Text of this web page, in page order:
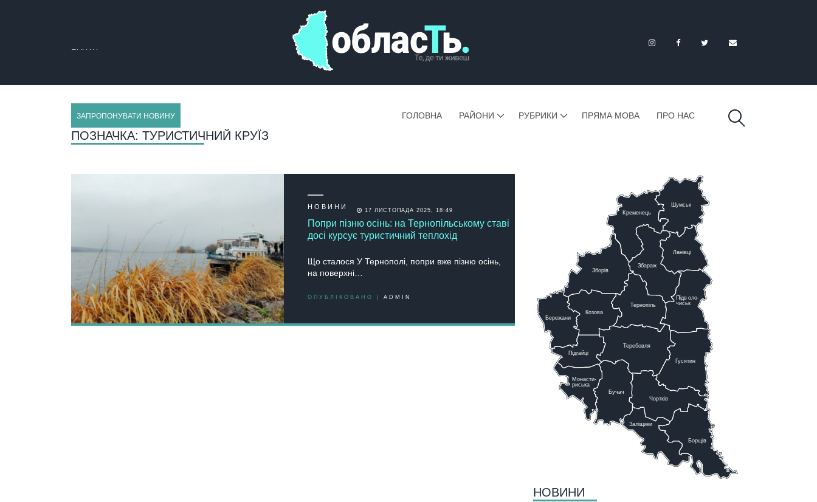
ЗАПРОПОНУВАТИ НОВИНУ ГОЛОВНА РАЙОНИ РУБРИКИ ПРЯМА МОВА ПРО НАС
ПОЗНАЧКА: ТУРИСТИЧНИЙ КРУЇЗ
НОВИНИ 17 ЛИСТОПАДА 2025, 18:49
Попри пізню осінь: на Тернопільському ставі
досі курсує туристичний теплохід
Що сталося У Тернополі, попри вже пізню осінь,
на поверхні…
ОПУБЛІКОВАНО | ADMIN
Тернопіль
Теребовля
Бучач
Заліщики
Борщів
Чортків
Гусятин
Підволо-
чиськ
Ланівці
Збараж
Шумськ
Кременець
Козова
Бережани
Підгайці
Зборів
Монасти-
риська
НОВИНИ